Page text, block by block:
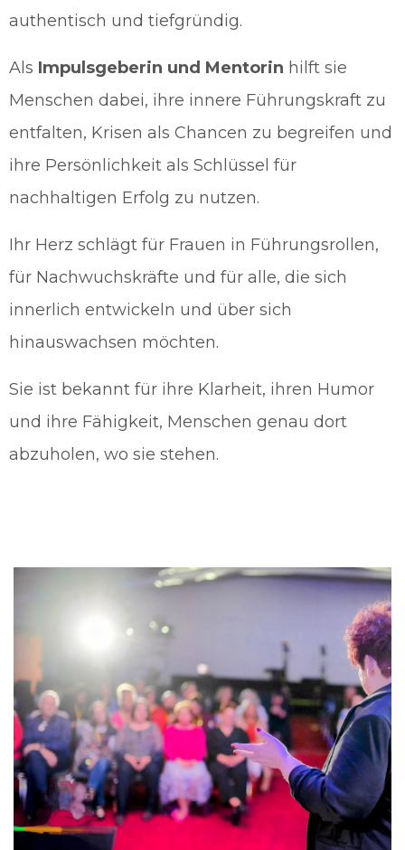
authentisch und tiefgründig.
Als Impulsgeberin und Mentorin hilft sie
Menschen dabei, ihre innere Führungskraft zu
entfalten, Krisen als Chancen zu begreifen und
ihre Persönlichkeit als Schlüssel für
nachhaltigen Erfolg zu nutzen.
Ihr Herz schlägt für Frauen in Führungsrollen,
für Nachwuchskräfte und für alle, die sich
innerlich entwickeln und über sich
hinauswachsen möchten.
Sie ist bekannt für ihre Klarheit, ihren Humor
und ihre Fähigkeit, Menschen genau dort
abzuholen, wo sie stehen.